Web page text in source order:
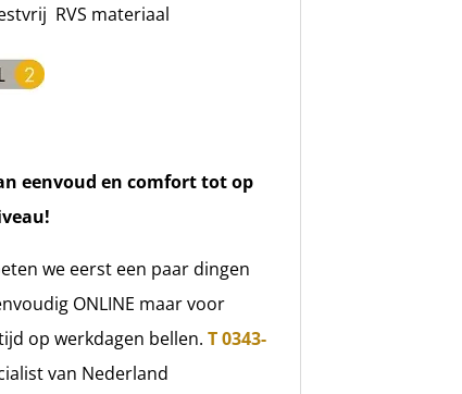
RVS materiaal
eenvoud en comfort tot op
we eerst een paar dingen
ONLINE maar voor
op werkdagen bellen.T 0343-
van Nederland